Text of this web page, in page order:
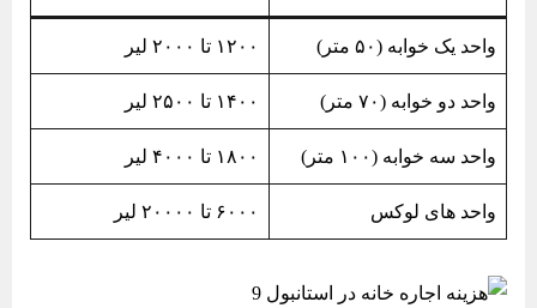
واحد یک خوابه (۵۰ متر) ۱۲۰۰ تا ۲۰۰۰ لیر
واحد دو خوابه (۷۰ متر) ۱۴۰۰ تا ۲۵۰۰ لیر
واحد سه خوابه (۱۰۰ متر) ۱۸۰۰ تا ۴۰۰۰ لیر
واحد های لوکس ۶۰۰۰ تا ۲۰۰۰۰ لیر